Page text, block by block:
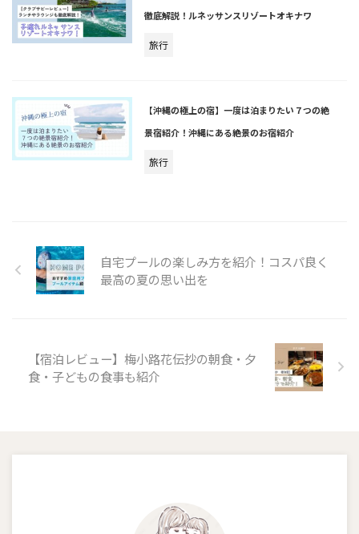
徹底解説！ルネッサンスリゾートオキナワ
旅行
【沖縄の極上の宿】一度は泊まりたい７つの絶
景宿紹介！沖縄にある絶景のお宿紹介
旅行
自宅プールの楽しみ方を紹介！コスパ良く
最高の夏の思い出を
【宿泊レビュー】梅小路花伝抄の朝食・夕
食・子どもの食事も紹介